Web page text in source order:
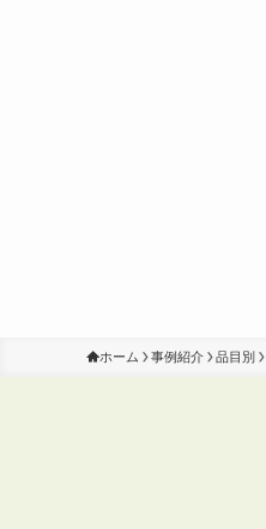
ホーム 事例紹介 品目別